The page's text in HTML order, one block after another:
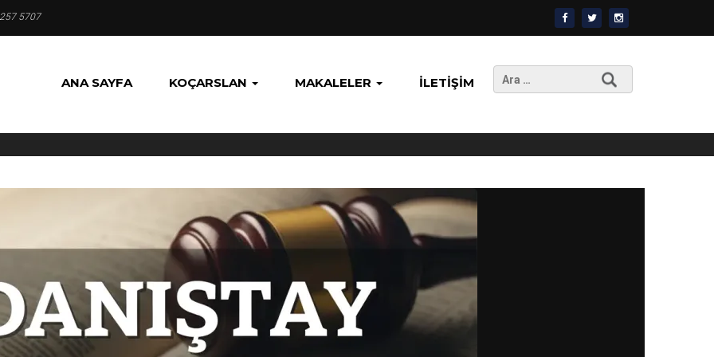
5707
ANA SAYFA KOÇARSLAN MAKALELER İLETIŞIM
Arama: